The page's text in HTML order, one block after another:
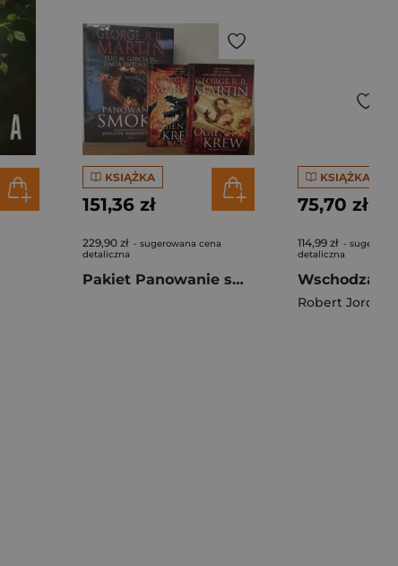
KSIĄŻKA
151,36 zł
229,90 zł - sugerowana cena
detaliczna
Pakiet Panowanie smoka / Ogień i krew. Tom 1-2
KSIĄŻKA
75,70 zł
114,99 zł -
detaliczna
Robert Jordan